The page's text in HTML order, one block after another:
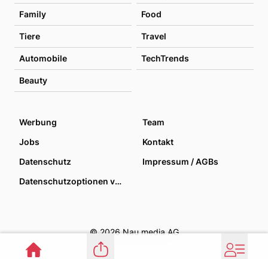
Family Food
Tiere Travel
Automobile TechTrends
Beauty
Werbung
Team
Jobs
Kontakt
Datenschutz
Impressum / AGBs
Datenschutzoptionen verwalten
© 2026 Nau media AG